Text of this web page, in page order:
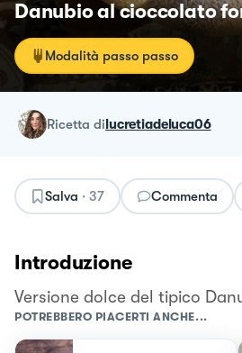
Danubio al cioccolato
Modalità passo passo
ricetta dilucretiadeluca06
Salva · 37 Commenta
Introduzione
Versione dolce del tipico
POTREBBERO PIACERTI ANCHE...